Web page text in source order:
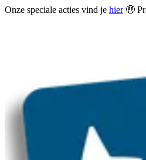
Onze speciale acties vind je hier🤑